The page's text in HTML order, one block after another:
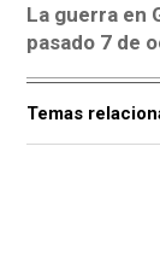
La guerra en
pasado 7 de
Temas